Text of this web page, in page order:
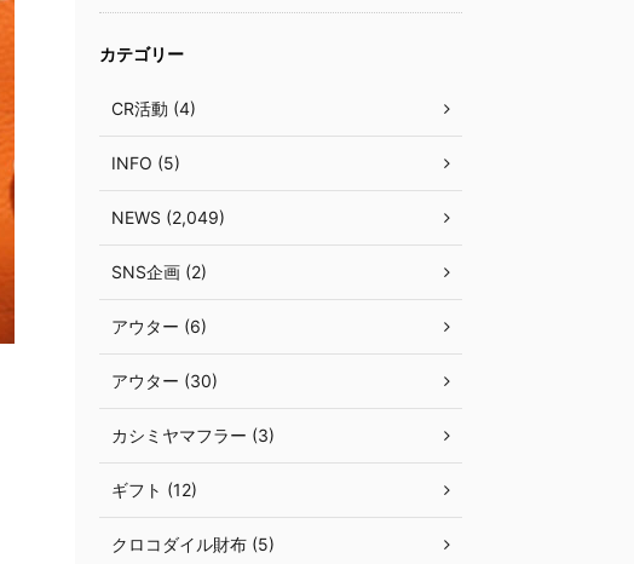
カテゴリー
CR活動 (4)
INFO (5)
NEWS (2,049)
SNS企画 (2)
アウター (6)
アウター (30)
カシミヤマフラー (3)
ギフト (12)
クロコダイル財布 (5)